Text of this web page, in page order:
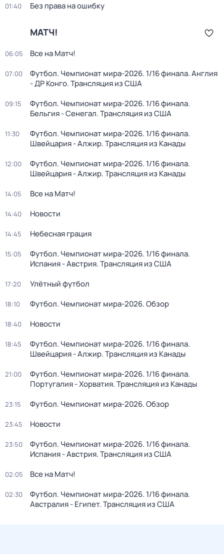
01:40 Без права на ошибку
МАТЧ!
06:05 Все на Матч!
07:00
Футбол. Чемпионат мира-2026. 1/16 финала. Англия
- ДР Конго. Трансляция из США
09:15
Футбол. Чемпионат мира-2026. 1/16 финала.
Бельгия - Сенегал. Трансляция из США
11:30
Футбол. Чемпионат мира-2026. 1/16 финала.
Швейцария - Алжир. Трансляция из Канады
12:00
Футбол. Чемпионат мира-2026. 1/16 финала.
Швейцария - Алжир. Трансляция из Канады
14:05 Все на Матч!
14:40 Новости
14:45 Небесная грация
15:05
Футбол. Чемпионат мира-2026. 1/16 финала.
Испания - Австрия. Трансляция из США
17:20 Улётный футбол
18:10 Футбол. Чемпионат мира-2026. Обзор
18:40 Новости
18:45
Футбол. Чемпионат мира-2026. 1/16 финала.
Швейцария - Алжир. Трансляция из Канады
21:00
Футбол. Чемпионат мира-2026. 1/16 финала.
Португалия - Хорватия. Трансляция из Канады
23:15 Футбол. Чемпионат мира-2026. Обзор
23:45 Новости
23:50
Футбол. Чемпионат мира-2026. 1/16 финала.
Испания - Австрия. Трансляция из США
02:05 Все на Матч!
02:30
Футбол. Чемпионат мира-2026. 1/16 финала.
Австралия - Египет. Трансляция из США